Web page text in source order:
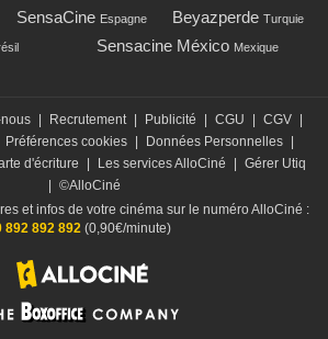
SensaCine Espagne Beyazperde Turquie
Sensacine México Mexique
| Recrutement | Publicité | CGU | CGV |
Préférences cookies | Données Personnelles |
d'écriture | Les services AlloCiné | Gérer Utiq
| ©AlloCiné
et infos de votre cinéma sur le numéro AlloCiné :
892 892 892 (0,90€/minute)